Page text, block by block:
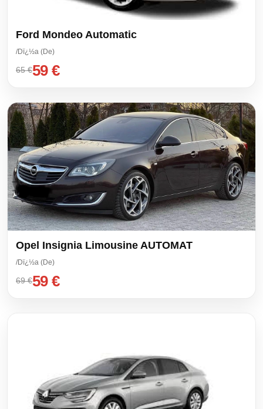
Ford Mondeo Automatic
/Dï¿½a (De)
65 €59 €
Opel Insignia Limousine AUTOMAT
/Dï¿½a (De)
69 €59 €